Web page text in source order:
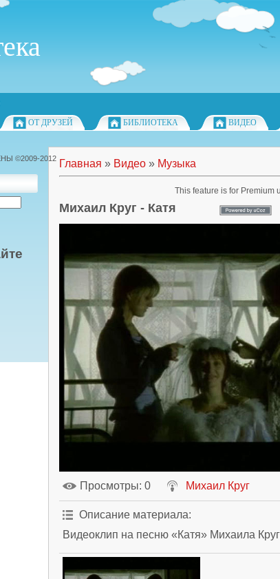
ОТ ДРУЗЕЙ БИБЛИОТЕКА ВИДЕО
Главная » Видео » Музыка
Михаил Круг - Катя
Просмотры: 0 Михаил Круг
Описание материала:
Видеоклип на песню «Катя» Михаила
©2009-2012
This feature is for Premium